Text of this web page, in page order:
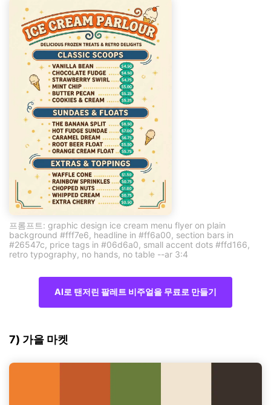
프롬프트: graphic design ice cream menu flyer on plain
background #fff7e6, headline in #ff6a00, section bars in
#26547c, price tags in #06d6a0, small accent dots #ffd166,
retro typography, no hands, no table --ar 3:4
AI로 탠저린 팔레트 비주얼을 무료로 만들기
7) 가을 마켓